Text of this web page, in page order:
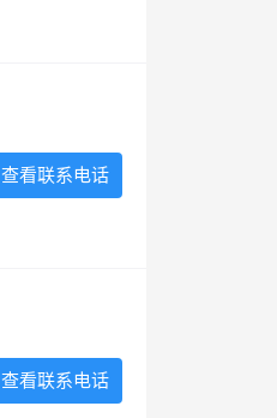
查看联系电话
查看联系电话